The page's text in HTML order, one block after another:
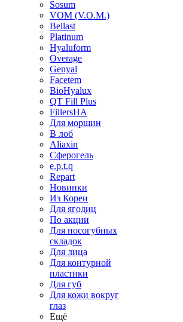
Sosum
VOM (V.O.M.)
Bellast
Platinum
Hyaluform
Overage
Genyal
Facetem
BioHyalux
QT Fill Plus
FillersHA
Для морщин
В лоб
Aliaxin
Сферогель
e.p.t.q
Repart
Новинки
Из Кореи
Для ягодиц
По акции
Для носогубных
складок
Для лица
Для контурной
пластики
Для губ
Для кожи вокруг
глаз
Ещё